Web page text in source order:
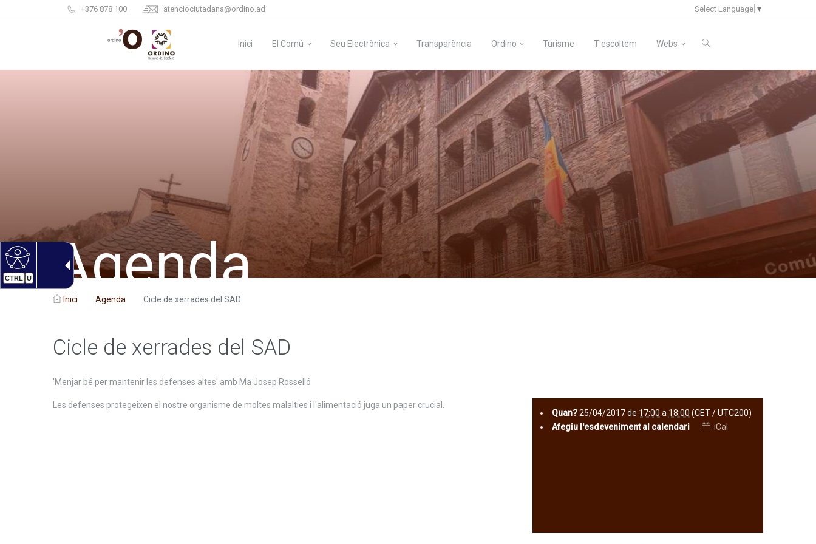
CTRL U
+376 878 100 atenciociutadana@ordino.ad Select Language ▼
Inici El Comú Seu Electrònica Transparència Ordino Turisme T'escoltem Webs
Agenda
Inici Agenda Cicle de xerrades del SAD
Cicle de xerrades del SAD
'Menjar bé per mantenir les defenses altes' amb Ma Josep Rosselló
Quan?25/04/2017de 17:00 a 18:00 (CET / UTC200)
Afegiu l'esdeveniment al calendari
iCal
Les defenses protegeixen el nostre organisme de moltes malalties i l'alimentació juga un paper crucial.